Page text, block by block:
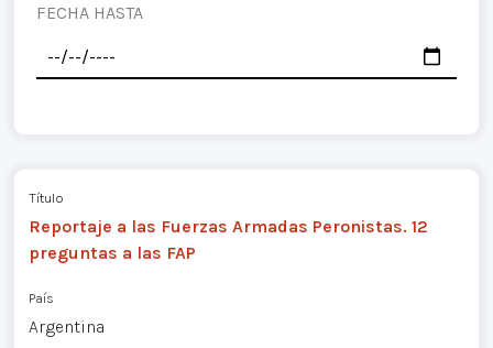
FECHA HASTA
Título
Reportaje a las Fuerzas Armadas Peronistas. 12
preguntas a las FAP
País
Argentina